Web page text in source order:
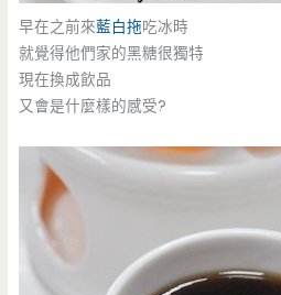
早在之前來藍白拖吃冰時
就覺得他們家的黑糖很獨特
現在換成飲品
又會是什麼樣的感受?